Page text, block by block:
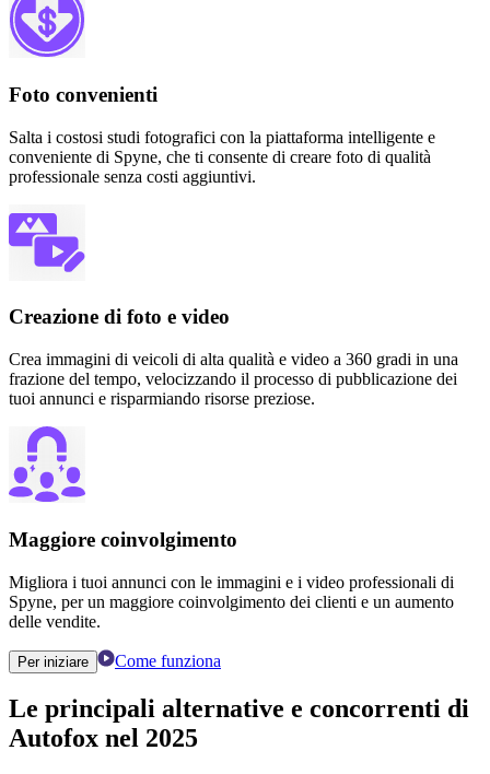
Foto convenienti
Salta i costosi studi fotografici con la piattaforma intelligente e
conveniente di Spyne, che ti consente di creare foto di qualità
professionale senza costi aggiuntivi.
Creazione di foto e video
Crea immagini di veicoli di alta qualità e video a 360 gradi in una
frazione del tempo, velocizzando il processo di pubblicazione dei
tuoi annunci e risparmiando risorse preziose.
Maggiore coinvolgimento
Migliora i tuoi annunci con le immagini e i video professionali di
Spyne, per un maggiore coinvolgimento dei clienti e un aumento
delle vendite.
Per iniziare Come funziona
Le principali alternative e concorrenti di
Autofox nel 2025